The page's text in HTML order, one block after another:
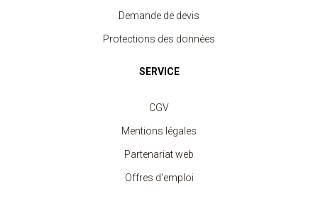
Demande de devis
Protections des données
SERVICE
CGV
Mentions légales
Partenariat web
Offres d'emploi